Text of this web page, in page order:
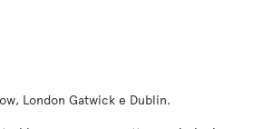
London Gatwick e Dublin.